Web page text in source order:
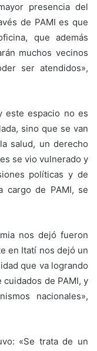
presencia del
de PAMI es que
que además
muchos vecinos
ser atendidos»,
este espacio no es
sino que se van
salud, un derecho
se vio vulnerado y
políticas y de
cargo de PAMI, se
nos dejó fueron
en Itatí nos dejó un
que va logrando
de PAMI, y
nacionales»,
«Se trata de un